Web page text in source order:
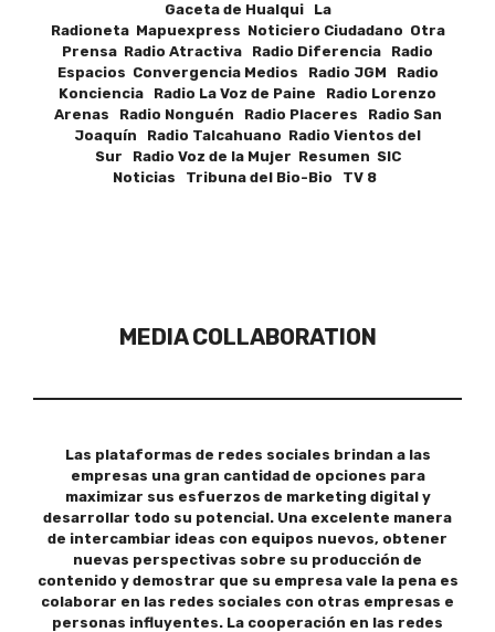
Gaceta de Hualqui La
Radioneta Mapuexpress Noticiero Ciudadano Otra
Prensa Radio Atractiva Radio Diferencia Radio
Espacios Convergencia Medios Radio JGM Radio
Konciencia Radio La Voz de Paine Radio Lorenzo
Arenas Radio Nonguén Radio Placeres Radio San
Joaquín Radio Talcahuano Radio Vientos del
Sur Radio Voz de la Mujer Resumen SIC
Noticias Tribuna del Bio-Bio TV 8
MEDIA COLLABORATION
Las plataformas de redes sociales brindan a las
empresas una gran cantidad de opciones para
maximizar sus esfuerzos de marketing digital y
desarrollar todo su potencial. Una excelente manera
de intercambiar ideas con equipos nuevos, obtener
nuevas perspectivas sobre su producción de
contenido y demostrar que su empresa vale la pena es
colaborar en las redes sociales con otras empresas e
personas influyentes. La cooperación en las redes